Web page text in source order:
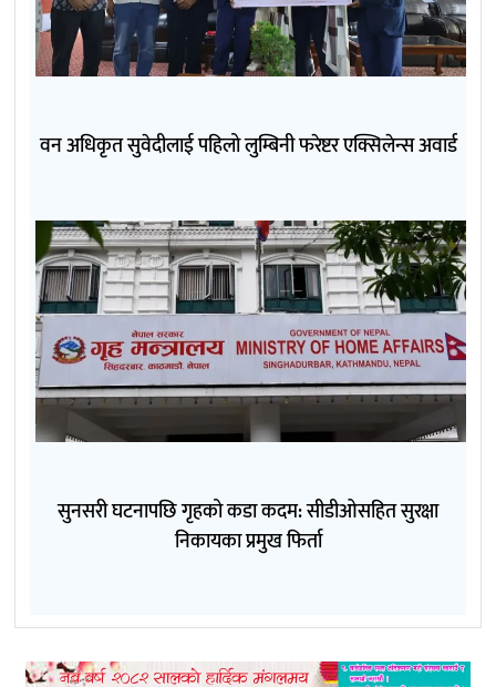
वन अधिकृत सुवेदीलाई पहिलो लुम्बिनी फरेष्टर एक्सिलेन्स अवार्ड
सुनसरी घटनापछि गृहको कडा कदम: सीडीओसहित सुरक्षा
निकायका प्रमुख फिर्ता